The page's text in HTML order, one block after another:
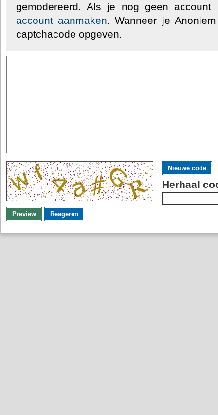
gemodereerd. Als je nog geen
account aanmaken. Wanneer je
captchacode opgeven.
Nieuwe code
Herhaal
Preview Reageren